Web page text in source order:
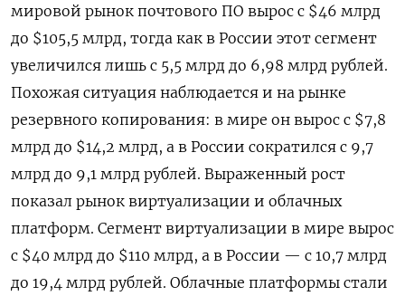
мировой рынок почтового ПО вырос с $46 млрд
до $105,5 млрд, тогда как в России этот сегмент
увеличился лишь с 5,5 млрд до 6,98 млрд рублей.
Похожая ситуация наблюдается и на рынке
резервного копирования: в мире он вырос с $7,8
млрд до $14,2 млрд, а в России сократился с 9,7
млрд до 9,1 млрд рублей. Выраженный рост
показал рынок виртуализации и облачных
платформ. Сегмент виртуализации в мире вырос
с $40 млрд до $110 млрд, а в России — с 10,7 млрд
до 19,4 млрд рублей. Облачные платформы стали